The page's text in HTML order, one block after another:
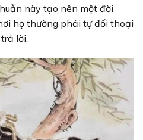
này tạo nên một đời
họ thường phải tự đối thoại
lời.